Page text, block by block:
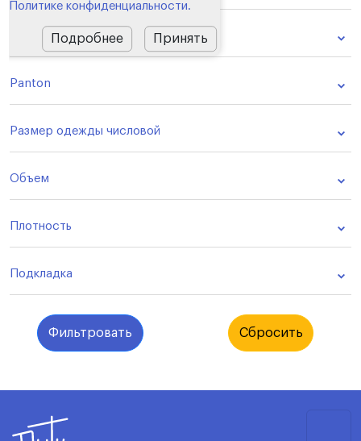
Вид нанесения
Panton
Размер одежды числовой
Объем
Плотность
Подкладка
Фильтровать Сбросить
Политике конфиденциальности.
Подробнее Принять